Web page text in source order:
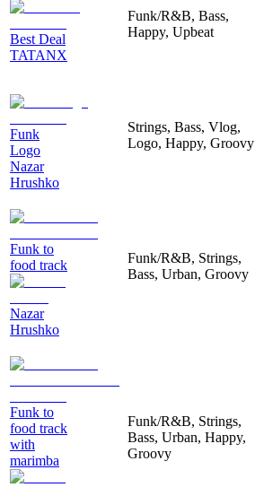
Best Deal
TATANX
Funk/R&B, Bass,
Happy, Upbeat
Funk
Logo
Nazar
Hrushko
Strings, Bass, Vlog,
Logo, Happy, Groovy
Funk to
food track
Nazar
Hrushko
Funk/R&B, Strings,
Bass, Urban, Groovy
Funk to
food track
with
marimba
Funk/R&B, Strings,
Bass, Urban, Happy,
Groovy